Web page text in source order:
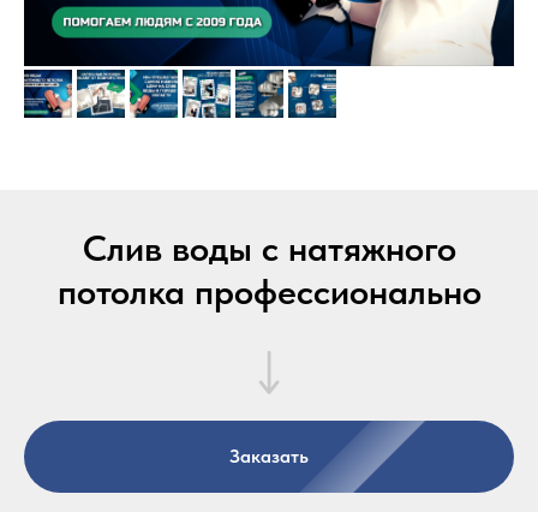
Слив воды с натяжного
потолка профессионально
Заказать